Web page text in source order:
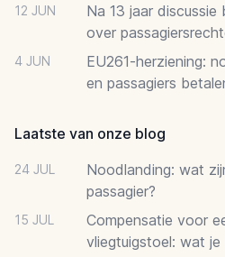
12 JUN
Na 13 jaar
over
4 JUN
EU261-herziening:
en passagiers
Laatste van onze blog
24 JUL
Noodlanding: wat
passagier?
15 JUL
Compensatie voor
vliegtuigstoel: wat je